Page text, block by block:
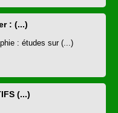
: (...)
: études sur (...)
(...)